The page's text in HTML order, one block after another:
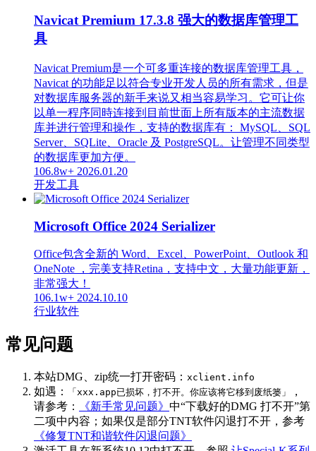
Navicat Premium 17.3.8 强大的数据库管理工
具
Navicat Premium是一个可多重连接的数据库管理工具，
Navicat 的功能足以符合专业开发人员的所有需求，但是
对数据库服务器的新手来说又相当容易学习。它可让你
以单一程序同時连接到目前世面上所有版本的主流数据
库并进行管理和操作，支持的数据库有： MySQL、SQL
Server、SQLite、Oracle 及 PostgreSQL。让管理不同类型
的数据库更加方便。
106.8w+ 2026.01.20
开发工具
Microsoft Office 2024 Serializer
Office包含全新的 Word、Excel、PowerPoint、Outlook 和
OneNote ，完美支持Retina，支持中文，大量功能更新，
非常强大！
106.1w+ 2024.10.10
行业软件
常见问题
本站DMG、zip统一打开密码： xclient.info
如遇： 「xxx.app已损坏，打不开。你应该将它移到废纸篓」
，
请参考：
《新手常见问题》 中“下载好的DMG 打不开”第
二项中内容；如果仅是部分TNT软件闪退打不开，参考
《修复TNT和谐软件闪退问题》